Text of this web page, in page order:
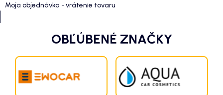
Moja objednávka - vrátenie tovaru
OBĽÚBENÉ ZNAČKY